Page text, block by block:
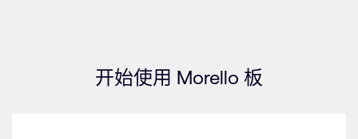
开始使用 Morello 板